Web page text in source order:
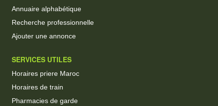
Annuaire alphabétique
Recherche professionnelle
Ajouter une annonce
SERVICES UTILES
Horaires priere Maroc
Horaires de train
Pharmacies de garde